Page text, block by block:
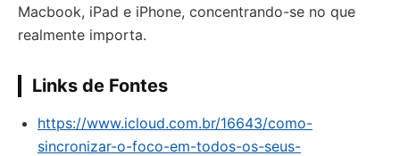
Macbook, iPad e iPhone, concentrando-se no que
realmente importa.
Links de Fontes
https://www.icloud.com.br/16643/como-
sincronizar-o-foco-em-todos-os-seus-